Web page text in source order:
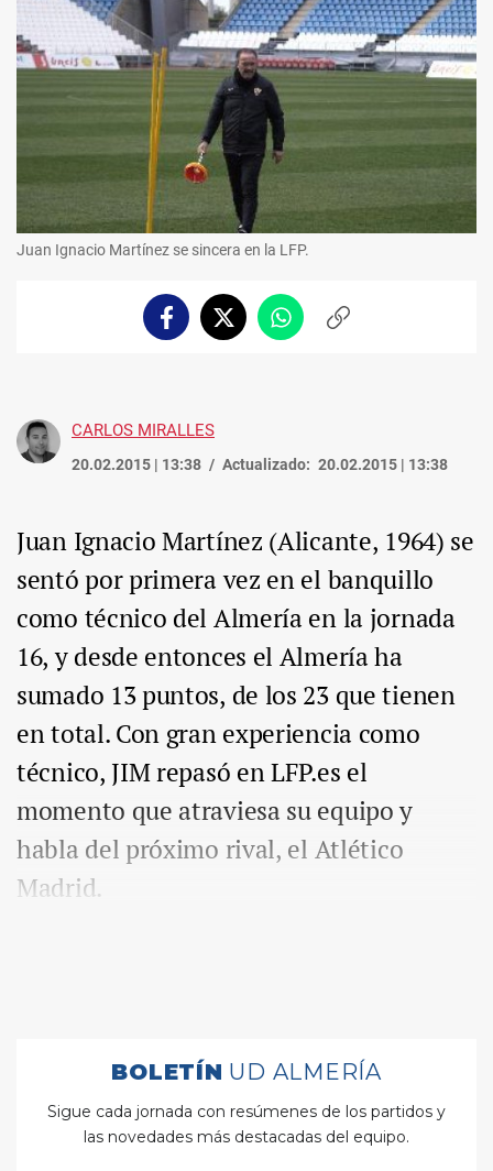
Juan Ignacio Martínez se sincera en la LFP.
FacebookTwitterWhatsappCopiar
CARLOS MIRALLES
20.02.2015 | 13:38 Actualizado: 20.02.2015 | 13:38
Juan Ignacio Martínez (Alicante, 1964) se
sentó por primera vez en el banquillo
como técnico del Almería en la jornada
16, y desde entonces el Almería ha
sumado 13 puntos, de los 23 que tienen
en total. Con gran experiencia como
técnico, JIM repasó en LFP.es el
momento que atraviesa su equipo y
habla del próximo rival, el Atlético
Madrid.